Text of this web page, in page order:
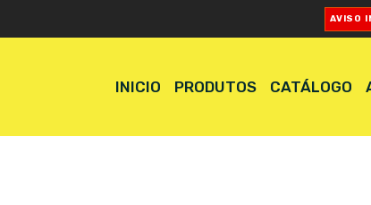
AVISO
INICIO PRODUTOS CATÁLOGO